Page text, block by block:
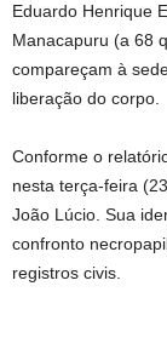
Eduardo Henrique
Manacapuru (a 68
compareçam à
liberação do corpo.
Conforme o
nesta terça-feira
João Lúcio. Sua
confronto
registros civis.